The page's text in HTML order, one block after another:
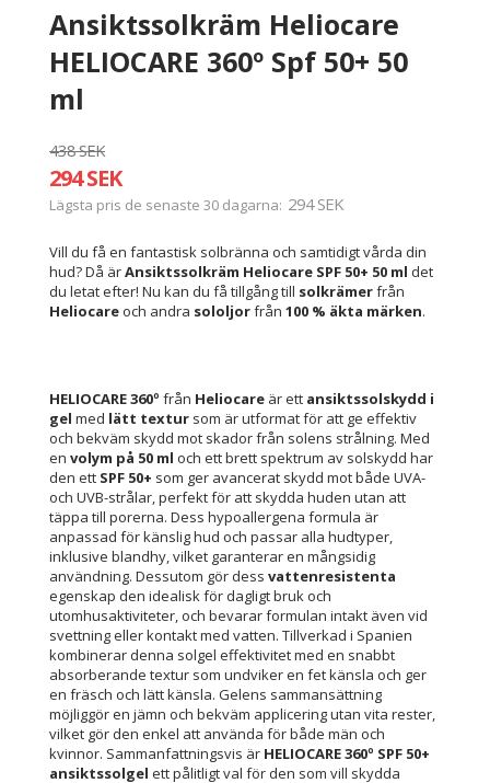
Ansiktssolkräm Heliocare
HELIOCARE 360º Spf 50+ 50
ml
438 SEK
294 SEK
Lägsta pris de senaste 30 dagarna 294 SEK
Vill du få en fantastisk solbränna och samtidigt vårda din
hud? Då ärAnsiktssolkräm Heliocare SPF 50+ 50 ml det
du letat efter! Nu kan du få tillgång till solkrämerfrån
Heliocare och andra sololjorfrån 100 % äkta märken.
HELIOCARE 360º från Heliocare är ett ansiktssolskydd i
gel med lätt textur som är utformat för att ge effektiv
och bekväm skydd mot skador från solens strålning. Med
en volym på 50 ml och ett brett spektrum av solskydd har
den ett SPF 50+ som ger avancerat skydd mot både UVA-
och UVB-strålar, perfekt för att skydda huden utan att
täppa till porerna. Dess hypoallergena formula är
anpassad för känslig hud och passar alla hudtyper,
inklusive blandhy, vilket garanterar en mångsidig
användning. Dessutom gör dess vattenresistenta
egenskap den idealisk för dagligt bruk och
utomhusaktiviteter, och bevarar formulan intakt även vid
svettning eller kontakt med vatten. Tillverkad i Spanien
kombinerar denna solgel effektivitet med en snabbt
absorberande textur som undviker en fet känsla och ger
en fräsch och lätt känsla. Gelens sammansättning
möjliggör en jämn och bekväm applicering utan vita rester,
vilket gör den enkel att använda för både män och
kvinnor. Sammanfattningsvis är HELIOCARE 360º SPF 50+
ansiktssolgel ett pålitligt val för den som vill skydda